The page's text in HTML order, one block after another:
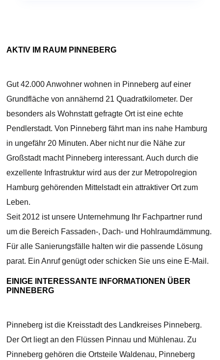
AKTIV IM RAUM PINNEBERG
Gut 42.000 Anwohner wohnen in Pinneberg auf einer
Grundfläche von annähernd 21 Quadratkilometer. Der
besonders als Wohnstatt gefragte Ort ist eine echte
Pendlerstadt. Von Pinneberg fährt man ins nahe Hamburg
in ungefähr 20 Minuten. Aber nicht nur die Nähe zur
Großstadt macht Pinneberg interessant. Auch durch die
exzellente Infrastruktur wird aus der zur Metropolregion
Hamburg gehörenden Mittelstadt ein attraktiver Ort zum
Leben.
Seit 2012 ist unsere Unternehmung Ihr Fachpartner rund
um die Bereich Fassaden-, Dach- und Hohlraumdämmung.
Für alle Sanierungsfälle halten wir die passende Lösung
parat. Ein Anruf genügt oder schicken Sie uns eine E-Mail.
EINIGE INTERESSANTE INFORMATIONEN ÜBER
PINNEBERG
Pinneberg ist die Kreisstadt des Landkreises Pinneberg.
Der Ort liegt an den Flüssen Pinnau und Mühlenau. Zu
Pinneberg gehören die Ortsteile Waldenau, Pinneberg